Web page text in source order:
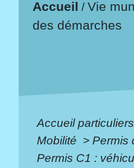
Accueil /Vie
des démarches
Accueil particuliers
Mobilité > Permis
Permis C1 :